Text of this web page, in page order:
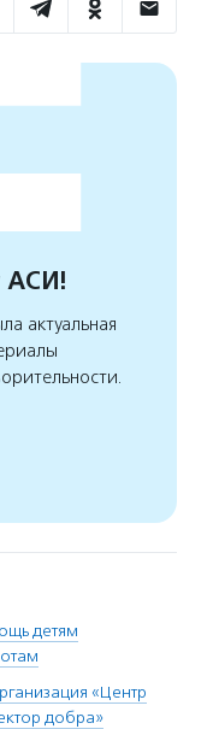
АСИ!
актуальная
детям
«Центр
добра»